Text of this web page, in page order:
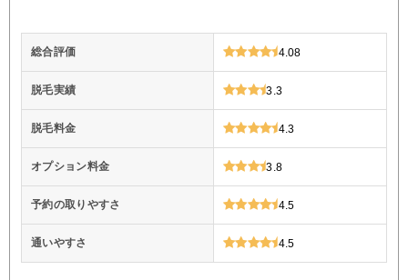
総合評価 4.08
脱毛実績 3.3
脱毛料金 4.3
オプション料金 3.8
予約の取りやすさ 4.5
通いやすさ 4.5